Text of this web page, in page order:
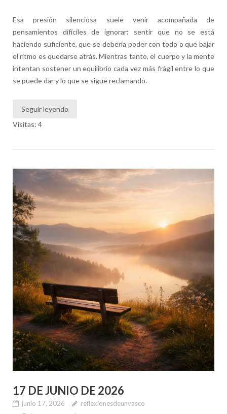
Esa presión silenciosa suele venir acompañada de
pensamientos difíciles de ignorar: sentir que no se está
haciendo suficiente, que se debería poder con todo o que bajar
el ritmo es quedarse atrás. Mientras tanto, el cuerpo y la mente
intentan sostener un equilibrio cada vez más frágil entre lo que
se puede dar y lo que se sigue reclamando.
Seguir leyendo
Visitas: 4
17 DE JUNIO DE 2026
junio 17, 2026
reflexionesdeunvasco